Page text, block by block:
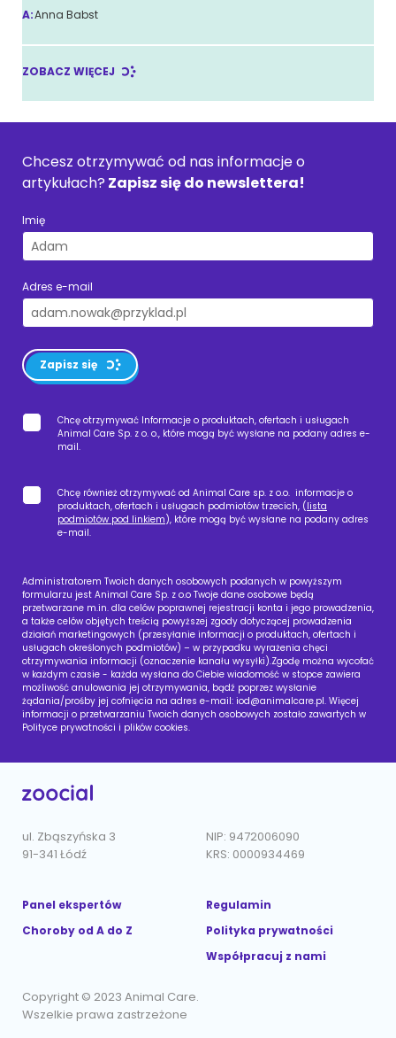
A:Anna Babst
ZOBACZ WIĘCEJ
Chcesz otrzymywać od nas informacje o
artykułach? Zapisz się do newslettera!
Imię
Adres e-mail
Zapisz się
Chcę otrzymywać Informacje o produktach, ofertach i usługach
Animal Care Sp. z o. o., które mogą być wysłane na podany adres e-
mail.
Chcę również otrzymywać od Animal Care sp. z o.o. informacje o
produktach, ofertach i usługach podmiotów trzecich, (lista
podmiotów pod linkiem), które mogą być wysłane na podany adres
e-mail.
Administratorem Twoich danych osobowych podanych w powyższym
formularzu jest Animal Care Sp. z o.o Twoje dane osobowe będą
przetwarzane m.in. dla celów poprawnej rejestracji konta i jego prowadzenia,
a także celów objętych treścią powyższej zgody dotyczącej prowadzenia
działań marketingowych (przesyłanie informacji o produktach, ofertach i
usługach określonych podmiotów) – w przypadku wyrażenia chęci
otrzymywania informacji (oznaczenie kanału wysyłki).Zgodę można wycofać
w każdym czasie - każda wysłana do Ciebie wiadomość w stopce zawiera
możliwość anulowania jej otrzymywania, bądź poprzez wysłanie
żądania/prośby jej cofnięcia na adres e-mail: iod@animalcare.pl. Więcej
informacji o przetwarzaniu Twoich danych osobowych zostało zawartych w
Polityce prywatności i plików cookies.
ul. Zbąszyńska 3
91-341 Łódź
NIP: 9472006090
KRS: 0000934469
Panel ekspertów
Choroby od A do Z
Regulamin
Polityka prywatności
Współpracuj z nami
Copyright © 2023 Animal Care.
Wszelkie prawa zastrzeżone